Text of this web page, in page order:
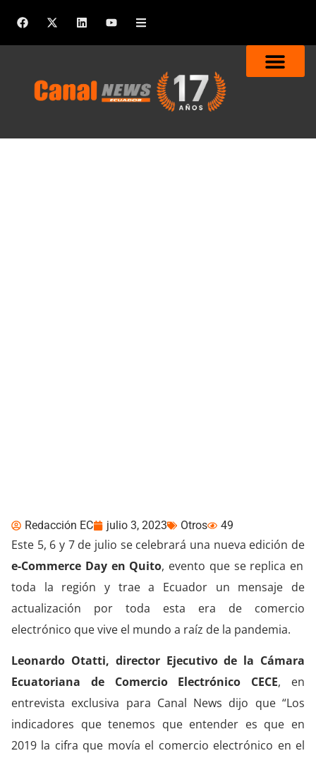
Redacción EC julio 3, 2023 Otros 49
Este 5, 6 y 7 de julio se celebrará una nueva edición de
e-Commerce Day en Quito, evento que se replica en
toda la región y trae a Ecuador un mensaje de
actualización por toda esta era de comercio
electrónico que vive el mundo a raíz de la pandemia.
Leonardo Otatti, director Ejecutivo de la Cámara
Ecuatoriana de Comercio Electrónico CECE, en
entrevista exclusiva para Canal News dijo que “Los
indicadores que tenemos que entender es que en
2019 la cifra que movía el comercio electrónico en el